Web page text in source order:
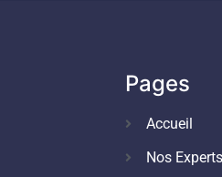
Pages
Accueil
Nos Experts